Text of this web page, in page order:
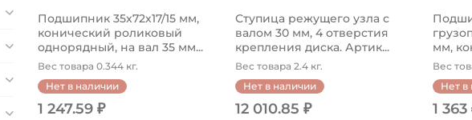
Подшипник 35х72х17/15 мм,
конический роликовый
однорядный, на вал 35 мм...
Вес товара 0.344 кг.
Нет в наличии
1 247.59 ₽
Ступица режущего узла с
валом 30 мм, 4 отверстия
крепления диска. Артик...
Вес товара 2.4 кг.
Нет в наличии
12 010.85 ₽
мм,
Вес
Нет в
1 363